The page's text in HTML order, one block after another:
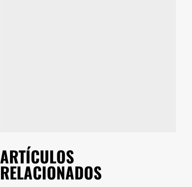
ARTÍCULOS
RELACIONADOS